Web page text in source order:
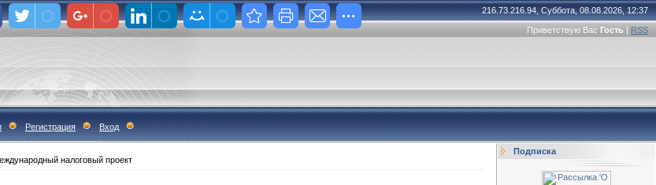
216.73.216.94, Суббота, 08.08.2026, 12:37
Приветствую Вас Гость | RSS
Регистрация Вход
налоговый проект
Подписка